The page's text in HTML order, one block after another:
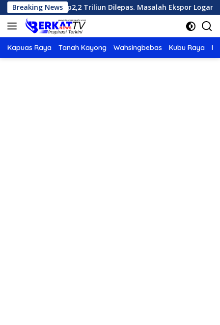
Langsung
ke
konten
Breaking News
Rp2,2 Triliun Dilepas. Masalah Ekspor Logam Tanah
Kapuas Raya Tanah Kayong Wahsingbebas Kubu Raya